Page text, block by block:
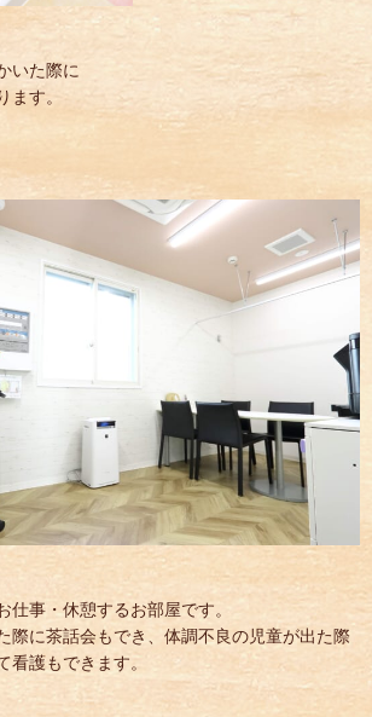
いた際に
ます。
仕事・休憩するお部屋です。
際に茶話会もでき、体調不良の児童が出た際
看護もできます。